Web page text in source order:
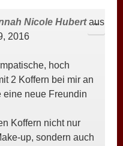
Nicole Hubert aus
2016
hoch
2 Koffern bei mir an
eine neue Freundin
Koffern nicht nur
up, sondern auch
...DIESE